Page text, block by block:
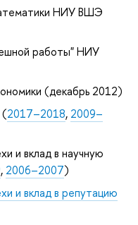
НИУ ВШЭ
работы" НИУ
(декабрь 2012)
(2017–2018, 2009–
и вклад в научную
, 2006–2007)
и вклад в репутацию